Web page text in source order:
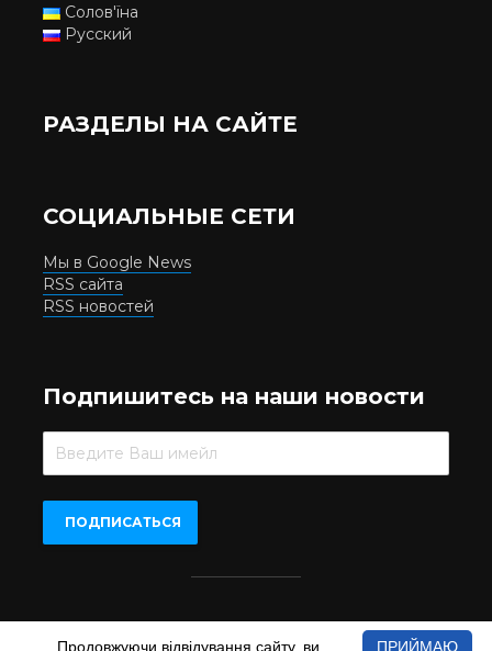
Солов'їна
Русский
РАЗДЕЛЫ НА САЙТЕ
СОЦИАЛЬНЫЕ СЕТИ
Мы в Google News
RSS сайта
RSS новостей
Подпишитесь на наши новости
Beer.UA © 2016-2022
ПРИЙМАЮ
Продовжуючи відвідування сайту, ви